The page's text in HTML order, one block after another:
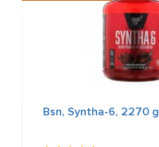
Bsn, Syntha-6, 2270 g